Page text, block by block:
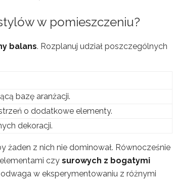
w pomieszczeniu?
balans. Rozplanuj udział poszczególnych
bazę aranżacji.
o dodatkowe elementy.
dekoracji.
żaden z nich nie dominował. Równocześnie
elementami czy surowych z bogatymi
w eksperymentowaniu z różnymi